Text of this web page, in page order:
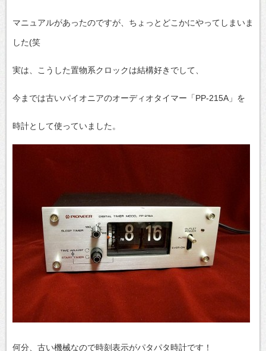
マニュアルがあったのですが、ちょっとどこかにやってしまいま
した(笑
実は、こうした置物系クロックは結構好きでして、
今までは古いパイオニアのオーディオタイマー「PP-215A」を
時計として使っていました。
何分、古い機械なので時刻表示がパタパタ時計です！